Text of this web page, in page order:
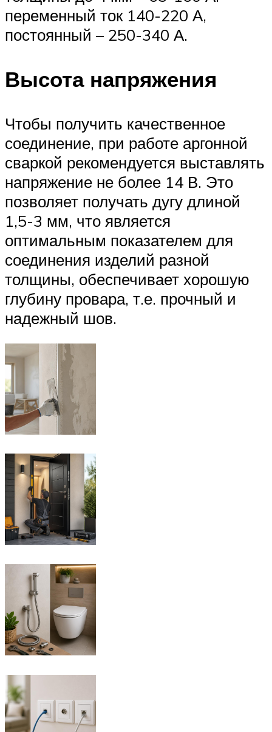
переменный ток 140-220 А,
постоянный – 250-340 А.
Высота напряжения
Чтобы получить качественное
соединение, при работе аргонной
сваркой рекомендуется выставлять
напряжение не более 14 В. Это
позволяет получать дугу длиной
1,5-3 мм, что является
оптимальным показателем для
соединения изделий разной
толщины, обеспечивает хорошую
глубину провара, т.е. прочный и
надежный шов.